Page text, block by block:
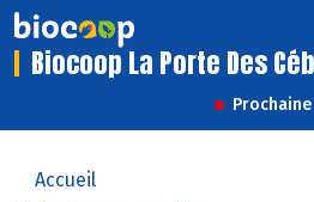
Biocoop La Porte Des
Accueil